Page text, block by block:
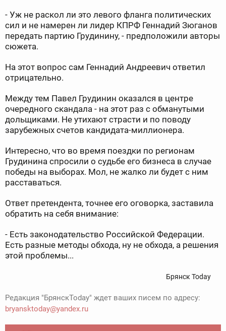
- Уж не раскол ли это левого фланга политических
сил и не намерен ли лидер КПРФ Геннадий Зюганов
передать партию Грудинину, - предположили авторы
сюжета.
На этот вопрос сам Геннадий Андреевич ответил
отрицательно.
Между тем Павел Грудинин оказался в центре
очередного скандала - на этот раз с обманутыми
дольщиками. Не утихают страсти и по поводу
зарубежных счетов кандидата-миллионера.
Интересно, что во время поездки по регионам
Грудинина спросили о судьбе его бизнеса в случае
победы на выборах. Мол, не жалко ли будет с ним
расставаться.
Ответ претендента, точнее его оговорка, заставила
обратить на себя внимание:
- Есть законодательство Российской Федерации.
Есть разные методы обхода, ну не обхода, а решения
этой проблемы...
Брянск Today
Редакция "БрянскToday" ждет ваших писем по адресу:
bryansktoday@yandex.ru